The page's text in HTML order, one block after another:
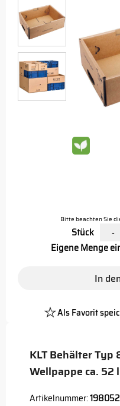
KLT Behälter
Wellpappe ca. 52 l
Artikelnummer:
Bitte beachten Sie
Stück -
Eigene Menge
In
Als Favorit